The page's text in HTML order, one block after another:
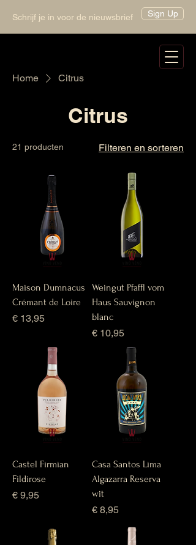
Schrijf je in voor de nieuwsbrief Sign Up
Home Citrus
Citrus
21 producten Filteren en sorteren
Maison Dumnacus
Crémant de Loire
Prijs
€ 13,95
Weingut Pfaffl vom
Haus Sauvignon
blanc
Prijs
€ 10,95
Castel Firmian
Fildirose
Prijs
€ 9,95
Casa Santos Lima
Algazarra Reserva
wit
Prijs
€ 8,95